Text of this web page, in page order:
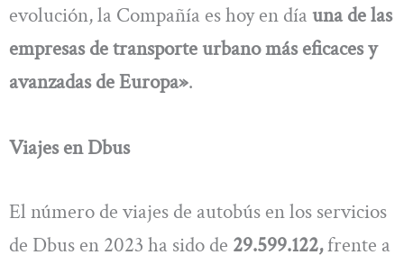
evolución, la Compañía es hoy en día una de las
empresas de transporte urbano más eficaces y
avanzadas de Europa».
Viajes en Dbus
El número de viajes de autobús en los servicios
de Dbus en 2023 ha sido de 29.599.122,frente a